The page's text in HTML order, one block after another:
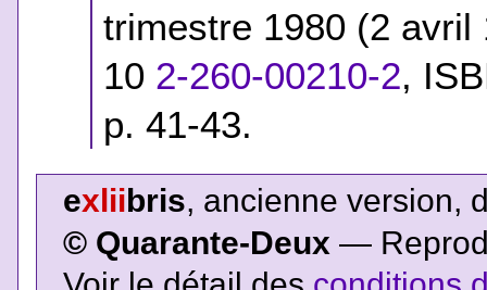
trimestre 1980 (2
10 2-260-00210-2,
p. 41-43.
exliibris, ancienne version,
© Quarante-Deux —